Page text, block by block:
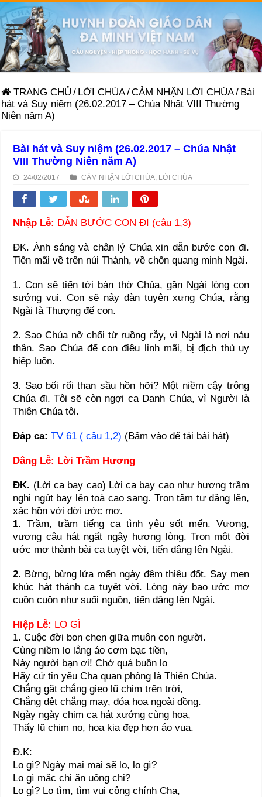
TRANG CHỦ / LỜI CHÚA/CẢM NHẬN LỜI CHÚA/ Bài
hát và Suy niệm (26.02.2017 – Chúa Nhật VIII Thường
Niên năm A)
Bài hát và Suy niệm (26.02.2017 – Chúa Nhật
VIII Thường Niên năm A)
24/02/2017 CẢM NHẬN LỜI CHÚA LỜI CHÚA
Nhập Lễ: DẪN BƯỚC CON ĐI (câu 1,3)
ĐK. Ánh sáng và chân lý Chúa xin dẫn bước con đi.
Tiến mãi về trên núi Thánh, về chốn quang minh Ngài.
1. Con sẽ tiến tới bàn thờ Chúa, gần Ngài lòng con
sướng vui. Con sẽ nảy đàn tuyên xưng Chúa, rằng
Ngài là Thượng đế con.
2. Sao Chúa nỡ chối từ ruồng rẫy, vì Ngài là nơi náu
thân. Sao Chúa để con điêu linh mãi, bị địch thù uy
hiếp luôn.
3. Sao bối rối than sầu hồn hỡi? Một niềm cậy trông
Chúa đi. Tôi sẽ còn ngợi ca Danh Chúa, vì Người là
Thiên Chúa tôi.
Đáp ca: TV 61 ( câu 1,2) (Bấm vào để tải bài hát)
Dâng Lễ: Lời Trầm Hương
ĐK. (Lời ca bay cao) Lời ca bay cao như hương trầm
nghi ngút bay lên toà cao sang. Trọn tâm tư dâng lên,
xác hồn với đời ước mơ.
1. Trầm, trầm tiếng ca tình yêu sốt mến. Vương,
vương câu hát ngất ngây hương lòng. Trọn một đời
ước mơ thành bài ca tuyệt vời, tiến dâng lên Ngài.
2. Bừng, bừng lửa mến ngày đêm thiêu đốt. Say men
khúc hát thánh ca tuyệt vời. Lòng này bao ước mơ
cuồn cuộn như suối nguồn, tiến dâng lên Ngài.
Hiệp Lễ: LO GÌ
1. Cuộc đời bon chen giữa muôn con người.
Cùng niềm lo lắng áo cơm bạc tiền,
Này người bạn ơi! Chớ quá buồn lo
Hãy cứ tin yêu Cha quan phòng là Thiên Chúa.
Chẳng gặt chẳng gieo lũ chim trên trời,
Chẳng dệt chẳng may, đóa hoa ngoài đồng.
Ngày ngày chim ca hát xướng cùng hoa,
Thấy lũ chim no, hoa kia đẹp hơn áo vua.
Ð.K:
Lo gì? Ngày mai mai sẽ lo, lo gì?
Lo gì mặc chi ăn uống chi?
Lo gì? Lo tìm, tìm vui công chính Cha,